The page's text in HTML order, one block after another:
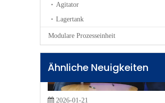
Agitator
Lagertank
Modulare Prozesseinheit
Ähnliche Neuigkeiten
Ein Zirkonium-Druckbehälter ist ein